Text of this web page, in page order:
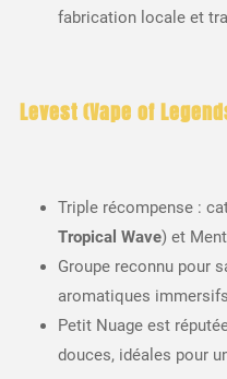
fabrication locale et
Levest (Vape of
Triple récompense :
Tropical Wave) et
Groupe reconnu pour
aromatiques
Petit Nuage est
douces, idéales pour